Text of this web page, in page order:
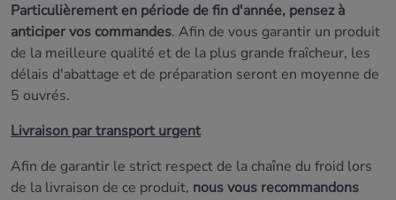
Particulièrement en période de fin d'année, pensez à
anticiper vos commandes. Afin de vous garantir un produit
de la meilleure qualité et de la plus grande fraîcheur, les
délais d'abattage et de préparation seront en moyenne de
5 ouvrés.
Livraison par transport urgent
Afin de garantir le strict respect de la chaîne du froid lors
de la livraison de ce produit, nous vous recommandons